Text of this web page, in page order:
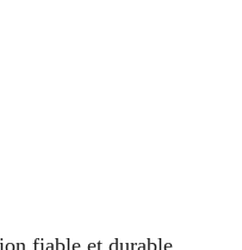
fiable et durable.